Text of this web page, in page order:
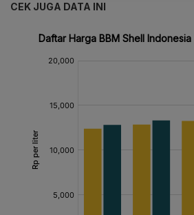
CEK JUGA DATA INI